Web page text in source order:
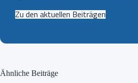
Zu den aktuellen Beiträgen
Ähnliche Beiträge